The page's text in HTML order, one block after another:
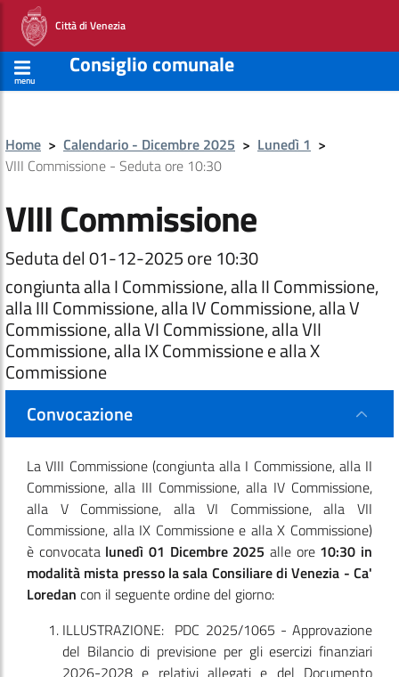
Città di Venezia
menu
Consiglio comunale
Home > Calendario - Dicembre 2025 > Lunedì 1 >
VIII Commissione - Seduta ore 10:30
VIII Commissione
Seduta del 01-12-2025 ore 10:30
congiunta alla I Commissione, alla II Commissione,
alla III Commissione, alla IV Commissione, alla V
Commissione, alla VI Commissione, alla VII
Commissione, alla IX Commissione e alla X
Commissione
Convocazione
La VIII Commissione (congiunta alla I Commissione, alla II
Commissione, alla III Commissione, alla IV Commissione,
alla V Commissione, alla VI Commissione, alla VII
Commissione, alla IX Commissione e alla X Commissione)
è convocata lunedì 01 Dicembre 2025 alle ore 10:30 in
modalità mista presso la sala Consiliare di Venezia - Ca'
Loredan con il seguente ordine del giorno:
ILLUSTRAZIONE: PDC 2025/1065 - Approvazione
del Bilancio di previsione per gli esercizi finanziari
2026-2028 e relativi allegati e del Documento